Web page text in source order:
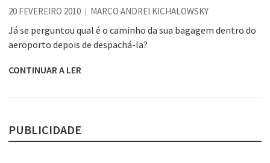
Voto obrigatório é correto?
Se queres salvar o mundo, o veganismo não é a resposta
20 FEVEREIRO 2010 MARCO ANDREI KICHALOWSKY
Já se perguntou qual é o caminho da sua bagagem dentro do
aeroporto depois de despachá-la?
CONTINUAR A LER
PUBLICIDADE